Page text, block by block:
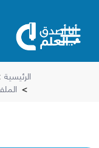
الرئيسية
>